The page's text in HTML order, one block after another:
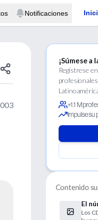
Notificaciones
¡Súmese a
Regístrese
+1.1 M
Impulse su
Contenido
El
Los